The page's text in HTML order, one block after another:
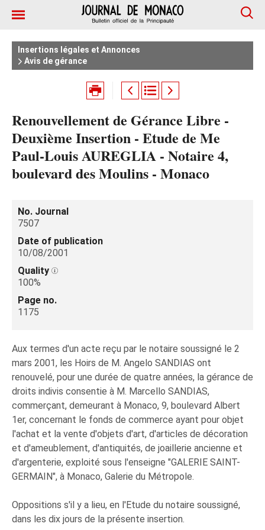
Insertions légales et Annonces
Avis de gérance
Renouvellement de Gérance Libre -
Deuxième Insertion - Etude de Me
Paul-Louis AUREGLIA - Notaire 4,
boulevard des Moulins - Monaco
No. Journal
7507
Date of publication
10/08/2001
Quality
100%
Page no.
1175
Aux termes d'un acte reçu par le notaire soussigné le 2
mars 2001, les Hoirs de M. Angelo SANDIAS ont
renouvelé, pour une durée de quatre années, la gérance de
droits indivis consentie à M. Marcello SANDIAS,
commerçant, demeurant à Monaco, 9, boulevard Albert
1er, concernant le fonds de commerce ayant pour objet
l'achat et la vente d'objets d'art, d'articles de décoration
et d'ameublement, d'antiquités, de joaillerie ancienne et
d'argenterie, exploité sous l'enseigne "GALERIE SAINT-
GERMAIN", à Monaco, Galerie du Métropole.
Oppositions s'il y a lieu, en l'Etude du notaire soussigné,
dans les dix jours de la présente insertion.